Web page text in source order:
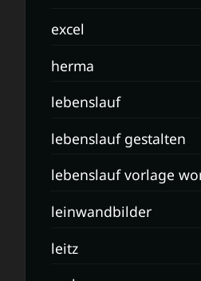
excel
herma
lebenslauf
lebenslauf gestalten
lebenslauf vorlage
leinwandbilder
leitz